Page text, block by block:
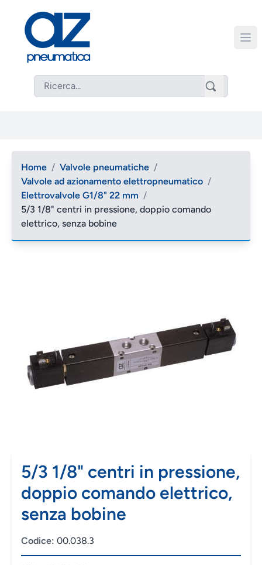
Home / Valvole pneumatiche /
Valvole ad azionamento elettropneumatico /
Elettrovalvole G1/8" 22 mm /
5/3 1/8" centri in pressione, doppio comando
elettrico, senza bobine
5/3 1/8" centri in pressione,
doppio comando elettrico,
senza bobine
Codice: 00.038.3